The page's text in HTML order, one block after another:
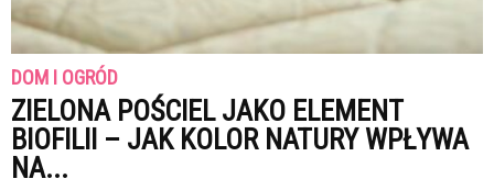
DOM I OGRÓD
ZIELONA POŚCIEL JAKO ELEMENT
BIOFILII – JAK KOLOR NATURY WPŁYWA
NA...